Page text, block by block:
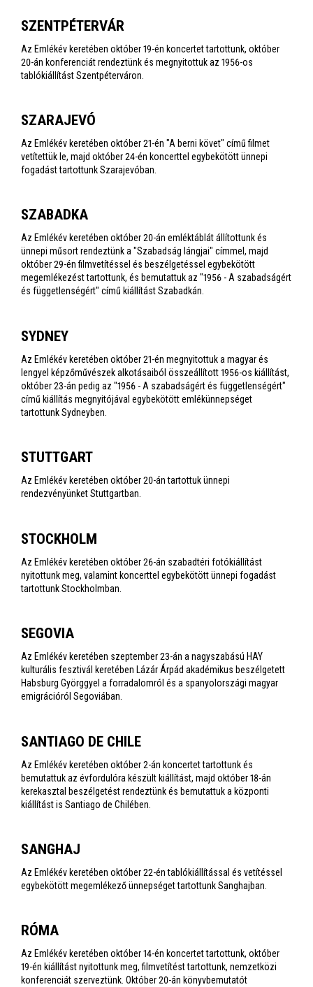
SZENTPÉTERVÁR
Az Emlékév keretében október 19-én koncertet tartottunk, október
20-án konferenciát rendeztünk és megnyitottuk az 1956-os
tablókiállítást Szentpéterváron.
SZARAJEVÓ
Az Emlékév keretében október 21-én "A berni követ" című filmet
vetítettük le, majd október 24-én koncerttel egybekötött ünnepi
fogadást tartottunk Szarajevóban.
SZABADKA
Az Emlékév keretében október 20-án emléktáblát állítottunk és
ünnepi műsort rendeztünk a "Szabadság lángjai" címmel, majd
október 29-én filmvetítéssel és beszélgetéssel egybekötött
megemlékezést tartottunk, és bemutattuk az "1956 - A szabadságért
és függetlenségért" című kiállítást Szabadkán.
SYDNEY
Az Emlékév keretében október 21-én megnyitottuk a magyar és
lengyel képzőművészek alkotásaiból összeállított 1956-os kiállítást,
október 23-án pedig az "1956 - A szabadságért és függetlenségért"
című kiállítás megnyitójával egybekötött emlékünnepséget
tartottunk Sydneyben.
STUTTGART
Az Emlékév keretében október 20-án tartottuk ünnepi
rendezvényünket Stuttgartban.
STOCKHOLM
Az Emlékév keretében október 26-án szabadtéri fotókiállítást
nyitottunk meg, valamint koncerttel egybekötött ünnepi fogadást
tartottunk Stockholmban.
SEGOVIA
Az Emlékév keretében szeptember 23-án a nagyszabású HAY
kulturális fesztivál keretében Lázár Árpád akadémikus beszélgetett
Habsburg Györggyel a forradalomról és a spanyolországi magyar
emigrációról Segoviában.
SANTIAGO DE CHILE
Az Emlékév keretében október 2-án koncertet tartottunk és
bemutattuk az évfordulóra készült kiállítást, majd október 18-án
kerekasztal beszélgetést rendeztünk és bemutattuk a központi
kiállítást is Santiago de Chilében.
SANGHAJ
Az Emlékév keretében október 22-én tablókiállítással és vetítéssel
egybekötött megemlékező ünnepséget tartottunk Sanghajban.
RÓMA
Az Emlékév keretében október 14-én koncertet tartottunk, október
19-én kiállítást nyitottunk meg, filmvetítést tartottunk, nemzetközi
konferenciát szerveztünk. Október 20-án könyvbemutatót